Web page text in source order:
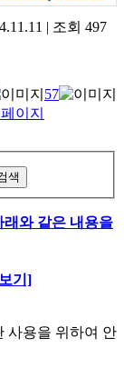
| 조회 497
57
색
와 같은 내용을
기]
사용을 위하여 안